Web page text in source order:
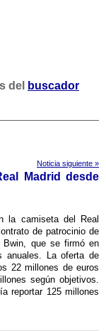
del
buscador
Noticia siguiente »
Madrid desde
la camiseta del Real
de patrocinio de
Bwin, que se firmó en
anuales. La oferta de
22 millones de euros
según objetivos.
reportar 125 millones